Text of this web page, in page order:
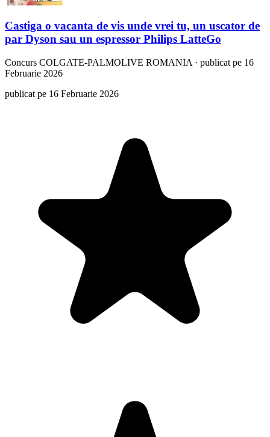
Castiga o vacanta de vis unde vrei tu, un uscator de
par Dyson sau un espressor Philips LatteGo
Concurs COLGATE-PALMOLIVE ROMANIA · publicat pe 16
Februarie 2026
publicat pe 16 Februarie 2026